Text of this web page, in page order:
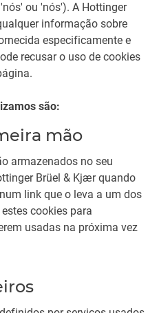
ou 'nós'). A Hottinger
informação sobre
especificamente e
recusar o uso de cookies
são:
mão
armazenados no seu
Brüel & Kjær quando
link que o leva a um dos
cookies para
usadas na próxima vez